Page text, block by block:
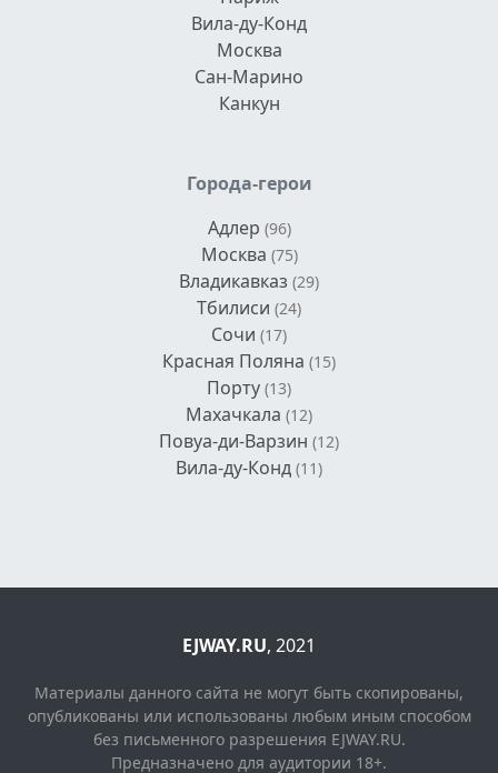
Вила-ду-Конд
Москва
Сан-Марино
Канкун
Города-герои
Адлер (96)
Москва (75)
Владикавказ (29)
Тбилиси (24)
Сочи (17)
Красная Поляна (15)
Порту (13)
Махачкала (12)
Повуа-ди-Варзин (12)
Вила-ду-Конд (11)
EJWAY.RU, 2021
Материалы данного сайта не могут быть скопированы,
опубликованы или использованы любым иным способом
без письменного разрешения EJWAY.RU.
Предназначено для аудитории 18+.